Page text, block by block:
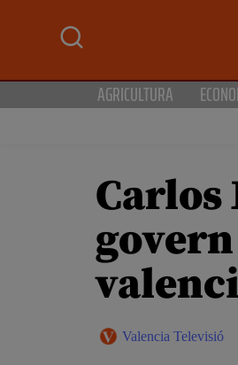
AGRICULTURA
Carlos
Valencia Televisió